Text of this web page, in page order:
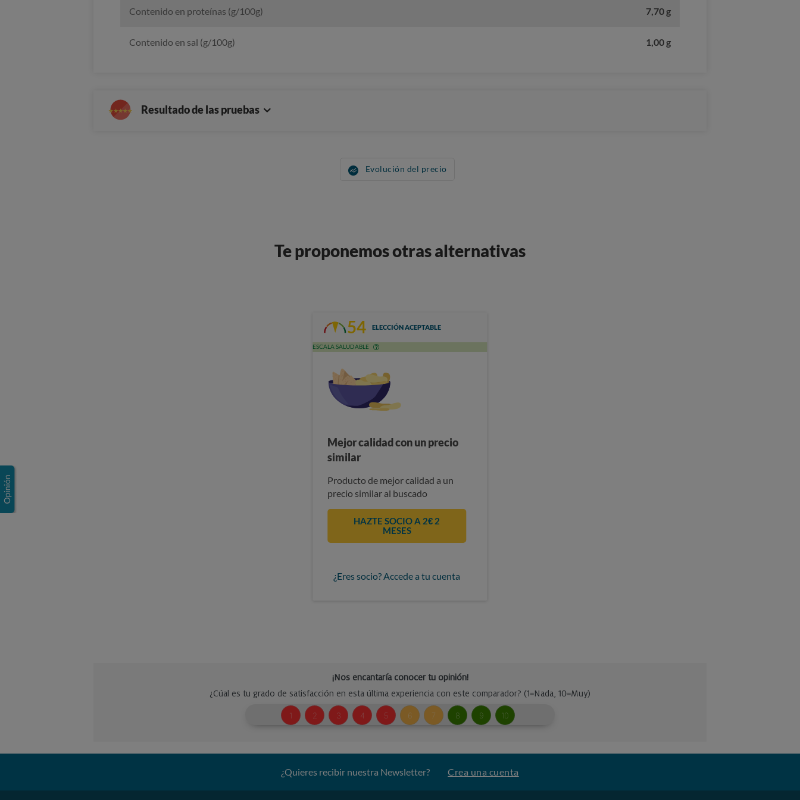
Contenido en proteínas (g/100g) 7,70 g
Contenido en sal (g/100g) 1,00 g
Resultado de las pruebas
Evolución del precio
Te proponemos otras alternativas
54 ELECCIÓN ACEPTABLE
ESCALA SALUDABLE
Mejor calidad con un precio
similar
Producto de mejor calidad a un
precio similar al buscado
HAZTE SOCIO A 2€ 2
MESES
¿Eres socio? Accede a tu cuenta
¿Quieres recibir nuestra Newsletter? Crea una cuenta